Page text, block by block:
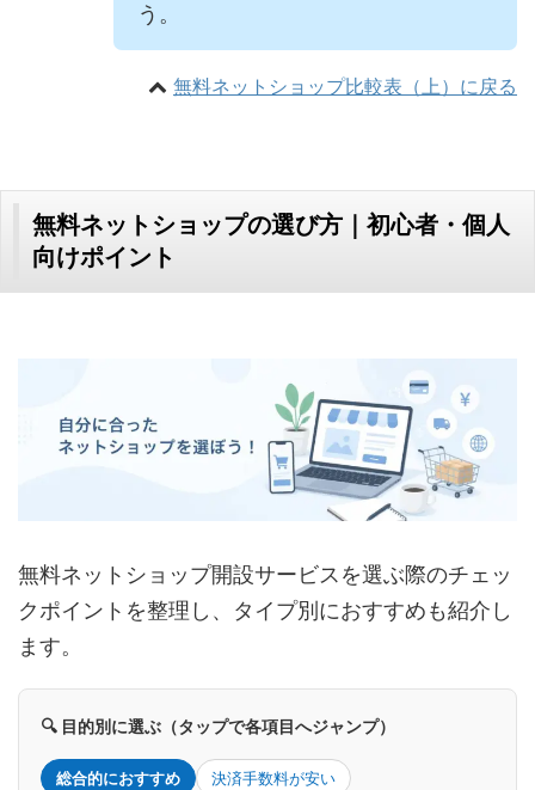
う。
無料ネットショップ比較表（上）に戻る
無料ネットショップの選び方｜初心者・個人
向けポイント
無料ネットショップ開設サービスを選ぶ際のチェッ
クポイントを整理し、タイプ別におすすめも紹介し
ます。
🔍 目的別に選ぶ（タップで各項目へジャンプ）
総合的におすすめ
決済手数料が安い